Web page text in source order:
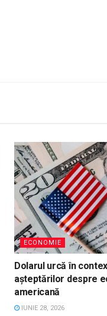
ECONOMIE
Dolarul urcă în
așteptărilor despre
americană
IUNIE 28, 2026